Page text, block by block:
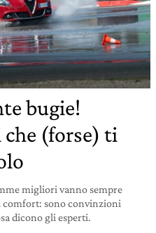
bugie!
(forse) ti
migliori vanno sempre
comfort: sono convinzioni
dicono gli esperti.